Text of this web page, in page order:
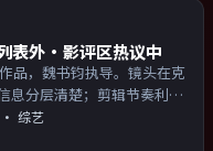
表外·影评区热议中
品，魏书钧执导。镜头在克
息分层清楚；剪辑节奏利
演以演技派为主，适合喜欢
观众加入片单。
· 综艺